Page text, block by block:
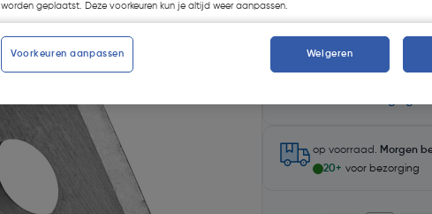
Selecteer winkel -
op voorraad. Morgen
20+ voor bezorging
worden geplaatst. Deze voorkeuren kun je altijd weer aanpassen.
Voorkeuren aanpassen Weigeren